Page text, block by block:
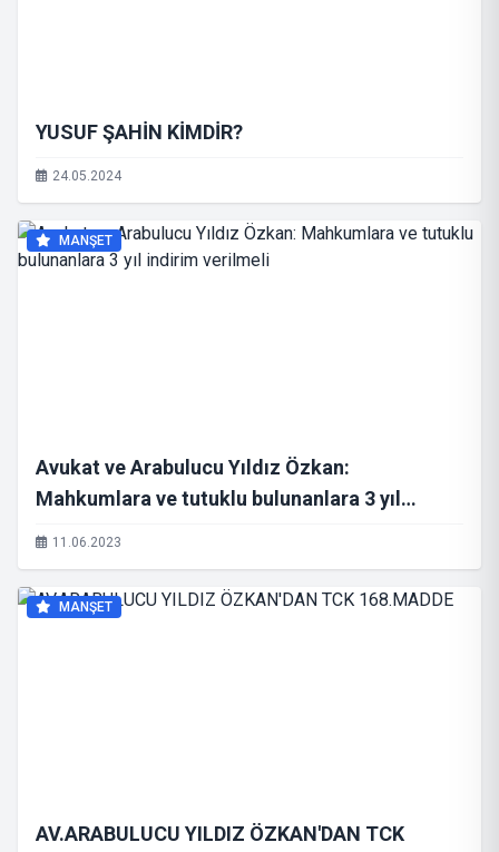
YUSUF ŞAHİN KİMDİR?
24.05.2024
MANŞET
Avukat ve Arabulucu Yıldız Özkan:
Mahkumlara ve tutuklu bulunanlara 3 yıl
indirim verilmeli
11.06.2023
MANŞET
AV.ARABULUCU YILDIZ ÖZKAN'DAN TCK